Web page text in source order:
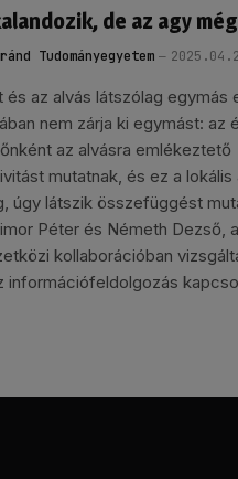
de az agy
Tudományegyetem
és az alvás látszólag egymás
nem zárja ki egymást: az
az alvásra emlékeztető
mutatnak, és ez a lokális
úgy látszik összefüggést
Péter és Németh Dezső,
kollaborációban
információfeldolgozás